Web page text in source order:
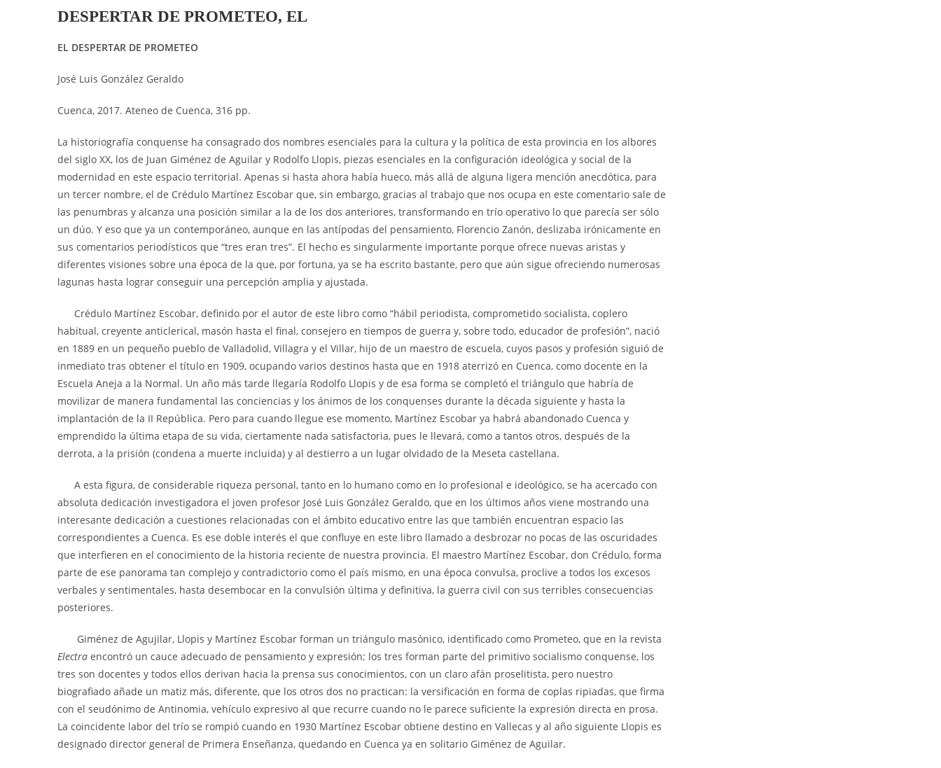
DESPERTAR DE PROMETEO, EL
EL DESPERTAR DE PROMETEO
José Luis González Geraldo
Cuenca, 2017. Ateneo de Cuenca, 316 pp.
La historiografía conquense ha consagrado dos nombres esenciales para la cultura y la política de esta provincia en los albores
del siglo XX, los de Juan Giménez de Aguilar y Rodolfo Llopis, piezas esenciales en la configuración ideológica y social de la
modernidad en este espacio territorial. Apenas si hasta ahora había hueco, más allá de alguna ligera mención anecdótica, para
un tercer nombre, el de Crédulo Martínez Escobar que, sin embargo, gracias al trabajo que nos ocupa en este comentario sale de
las penumbras y alcanza una posición similar a la de los dos anteriores, transformando en trío operativo lo que parecía ser sólo
un dúo. Y eso que ya un contemporáneo, aunque en las antípodas del pensamiento, Florencio Zanón, deslizaba irónicamente en
sus comentarios periodísticos que “tres eran tres”. El hecho es singularmente importante porque ofrece nuevas aristas y
diferentes visiones sobre una época de la que, por fortuna, ya se ha escrito bastante, pero que aún sigue ofreciendo numerosas
lagunas hasta lograr conseguir una percepción amplia y ajustada.
Crédulo Martínez Escobar, definido por el autor de este libro como “hábil periodista, comprometido socialista, coplero
habitual, creyente anticlerical, masón hasta el final, consejero en tiempos de guerra y, sobre todo, educador de profesión”, nació
en 1889 en un pequeño pueblo de Valladolid, Villagra y el Villar, hijo de un maestro de escuela, cuyos pasos y profesión siguió de
inmediato tras obtener el título en 1909, ocupando varios destinos hasta que en 1918 aterrizó en Cuenca, como docente en la
Escuela Aneja a la Normal. Un año más tarde llegaría Rodolfo Llopis y de esa forma se completó el triángulo que habría de
movilizar de manera fundamental las conciencias y los ánimos de los conquenses durante la década siguiente y hasta la
implantación de la II República. Pero para cuando llegue ese momento, Martínez Escobar ya habrá abandonado Cuenca y
emprendido la última etapa de su vida, ciertamente nada satisfactoria, pues le llevará, como a tantos otros, después de la
derrota, a la prisión (condena a muerte incluida) y al destierro a un lugar olvidado de la Meseta castellana.
A esta figura, de considerable riqueza personal, tanto en lo humano como en lo profesional e ideológico, se ha acercado con
absoluta dedicación investigadora el joven profesor José Luis González Geraldo, que en los últimos años viene mostrando una
interesante dedicación a cuestiones relacionadas con el ámbito educativo entre las que también encuentran espacio las
correspondientes a Cuenca. Es ese doble interés el que confluye en este libro llamado a desbrozar no pocas de las oscuridades
que interfieren en el conocimiento de la historia reciente de nuestra provincia. El maestro Martínez Escobar, don Crédulo, forma
parte de ese panorama tan complejo y contradictorio como el país mismo, en una época convulsa, proclive a todos los excesos
verbales y sentimentales, hasta desembocar en la convulsión última y definitiva, la guerra civil con sus terribles consecuencias
posteriores.
Giménez de Agujilar, Llopis y Martínez Escobar forman un triángulo masónico, identificado como Prometeo, que en la revista
Electra encontró un cauce adecuado de pensamiento y expresión; los tres forman parte del primitivo socialismo conquense, los
tres son docentes y todos ellos derivan hacia la prensa sus conocimientos, con un claro afán proselitista, pero nuestro
biografiado añade un matiz más, diferente, que los otros dos no practican: la versificación en forma de coplas ripiadas, que firma
con el seudónimo de Antinomia, vehículo expresivo al que recurre cuando no le parece suficiente la expresión directa en prosa.
La coincidente labor del trío se rompió cuando en 1930 Martínez Escobar obtiene destino en Vallecas y al año siguiente Llopis es
designado director general de Primera Enseñanza, quedando en Cuenca ya en solitario Giménez de Aguilar.